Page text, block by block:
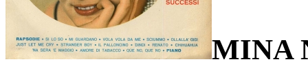
MINA